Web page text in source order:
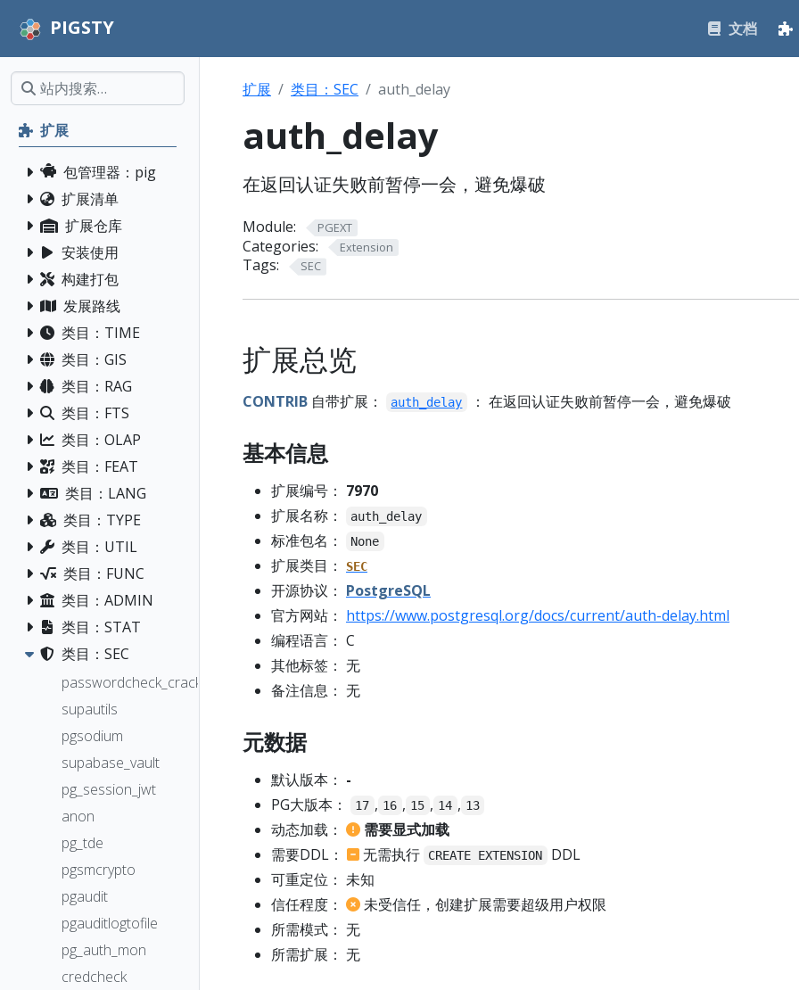
PIGSTY 文档
扩展
包管理器：pig
扩展清单
扩展仓库
安装使用
构建打包
发展路线
类目：TIME
类目：GIS
类目：RAG
类目：FTS
类目：OLAP
类目：FEAT
类目：LANG
类目：TYPE
类目：UTIL
类目：FUNC
类目：ADMIN
类目：STAT
类目：SEC
passwordcheck_cracklib
supautils
pgsodium
supabase_vault
pg_session_jwt
anon
pg_tde
pgsmcrypto
pgaudit
pgauditlogtofile
pg_auth_mon
credcheck
扩展 类目：SEC auth_delay
auth_delay
在返回认证失败前暂停一会，避免爆破
Module: PGEXT
Categories: Extension
Tags: SEC
扩展总览
CONTRIB 自带扩展： auth_delay ： 在返回认证失败前暂停一会，避免爆破
基本信息
扩展编号： 7970
扩展名称：
auth_delay
标准包名： None
扩展类目： SEC
开源协议： PostgreSQL
官方网站： https://www.postgresql.org/docs/current/auth-delay.html
编程语言： C
其他标签： 无
备注信息： 无
元数据
默认版本： -
PG大版本：
17 , 16 , 15 , 14 , 13
动态加载：
需要显式加载
需要DDL：
无需执行 CREATE EXTENSION
DDL
可重定位： 未知
信任程度：
未受信任，创建扩展需要超级用户权限
所需模式： 无
所需扩展： 无